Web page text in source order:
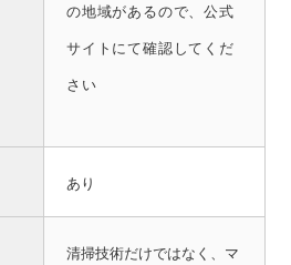
の地域があるので、公式
サイトにて確認してくだ
さい
あり
清掃技術だけではなく、マ